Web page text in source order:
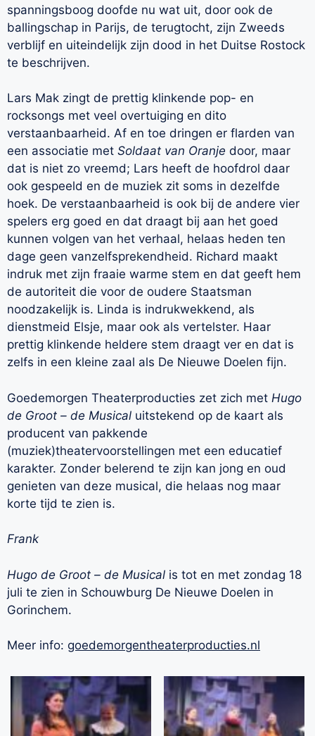
spanningsboog doofde nu wat uit, door ook de
ballingschap in Parijs, de terugtocht, zijn Zweeds
verblijf en uiteindelijk zijn dood in het Duitse Rostock
te beschrijven.
Lars Mak zingt de prettig klinkende pop- en
rocksongs met veel overtuiging en dito
verstaanbaarheid. Af en toe dringen er flarden van
een associatie met Soldaat van Oranje door, maar
dat is niet zo vreemd; Lars heeft de hoofdrol daar
ook gespeeld en de muziek zit soms in dezelfde
hoek. De verstaanbaarheid is ook bij de andere vier
spelers erg goed en dat draagt bij aan het goed
kunnen volgen van het verhaal, helaas heden ten
dage geen vanzelfsprekendheid. Richard maakt
indruk met zijn fraaie warme stem en dat geeft hem
de autoriteit die voor de oudere Staatsman
noodzakelijk is. Linda is indrukwekkend, als
dienstmeid Elsje, maar ook als vertelster. Haar
prettig klinkende heldere stem draagt ver en dat is
zelfs in een kleine zaal als De Nieuwe Doelen fijn.
Goedemorgen Theaterproducties zet zich met Hugo
de Groot – de Musical uitstekend op de kaart als
producent van pakkende
(muziek)theatervoorstellingen met een educatief
karakter. Zonder belerend te zijn kan jong en oud
genieten van deze musical, die helaas nog maar
korte tijd te zien is.
Frank
Hugo de Groot – de Musical is tot en met zondag 18
juli te zien in Schouwburg De Nieuwe Doelen in
Gorinchem.
Meer info: goedemorgentheaterproducties.nl